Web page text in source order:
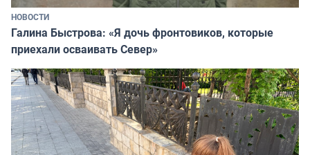
НОВОСТИ
Галина Быстрова: «Я дочь фронтовиков, которые
приехали осваивать Север»